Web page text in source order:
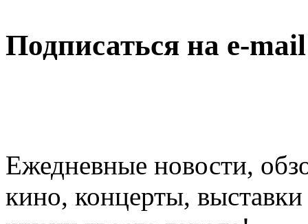
Подписаться на e-
Ежедневные новости,
кино, концерты,